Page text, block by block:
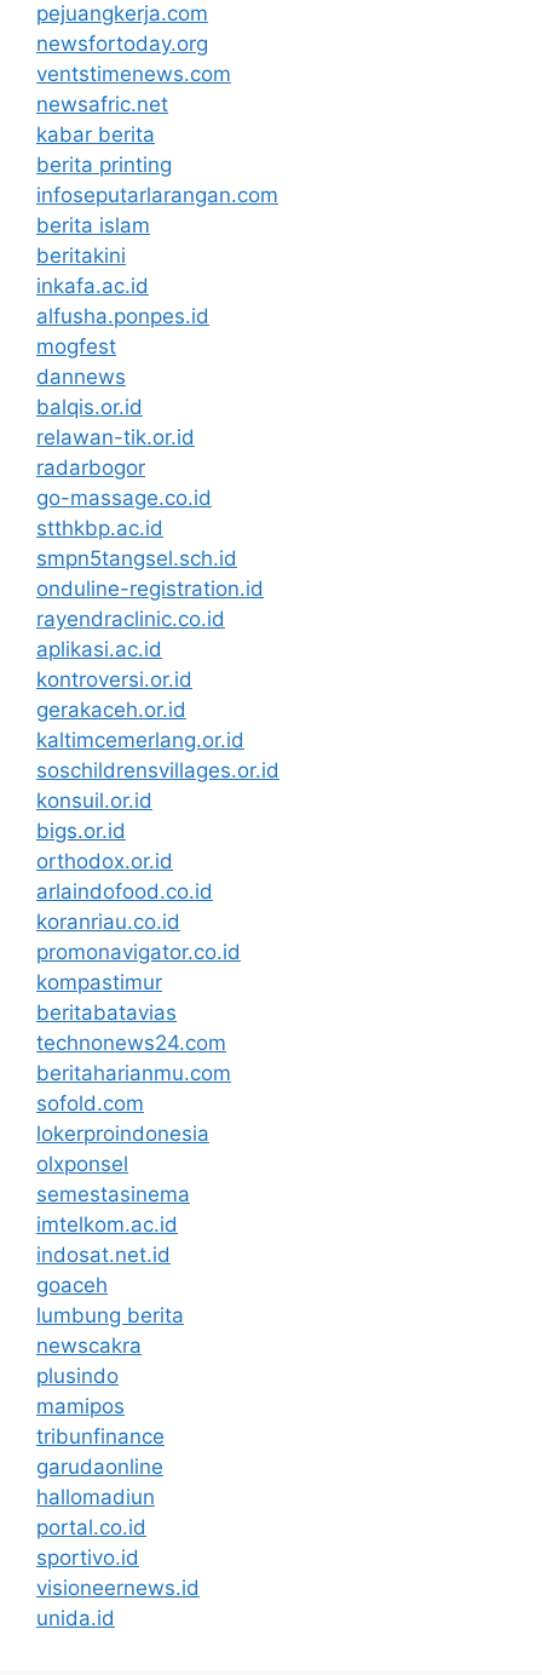
pejuangkerja.com
newsfortoday.org
ventstimenews.com
newsafric.net
kabar berita
berita printing
infoseputarlarangan.com
berita islam
beritakini
inkafa.ac.id
alfusha.ponpes.id
mogfest
dannews
balqis.or.id
relawan-tik.or.id
radarbogor
go-massage.co.id
stthkbp.ac.id
smpn5tangsel.sch.id
onduline-registration.id
rayendraclinic.co.id
aplikasi.ac.id
kontroversi.or.id
gerakaceh.or.id
kaltimcemerlang.or.id
soschildrensvillages.or.id
konsuil.or.id
bigs.or.id
orthodox.or.id
arlaindofood.co.id
koranriau.co.id
promonavigator.co.id
kompastimur
beritabatavias
technonews24.com
beritaharianmu.com
sofold.com
lokerproindonesia
olxponsel
semestasinema
imtelkom.ac.id
indosat.net.id
goaceh
lumbung berita
newscakra
plusindo
mamipos
tribunfinance
garudaonline
hallomadiun
portal.co.id
sportivo.id
visioneernews.id
unida.id